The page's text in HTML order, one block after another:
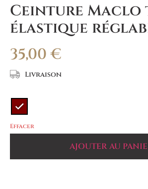
Ceinture Maclo
élastique
35,00€
Livraison
Effacer
AJOUTER AU